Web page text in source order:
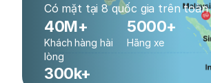
Có mặt tại 8 quốc gia trên toàn
40M+
Khách hàng hài
lòng
5000+
Hãng xe
300k+